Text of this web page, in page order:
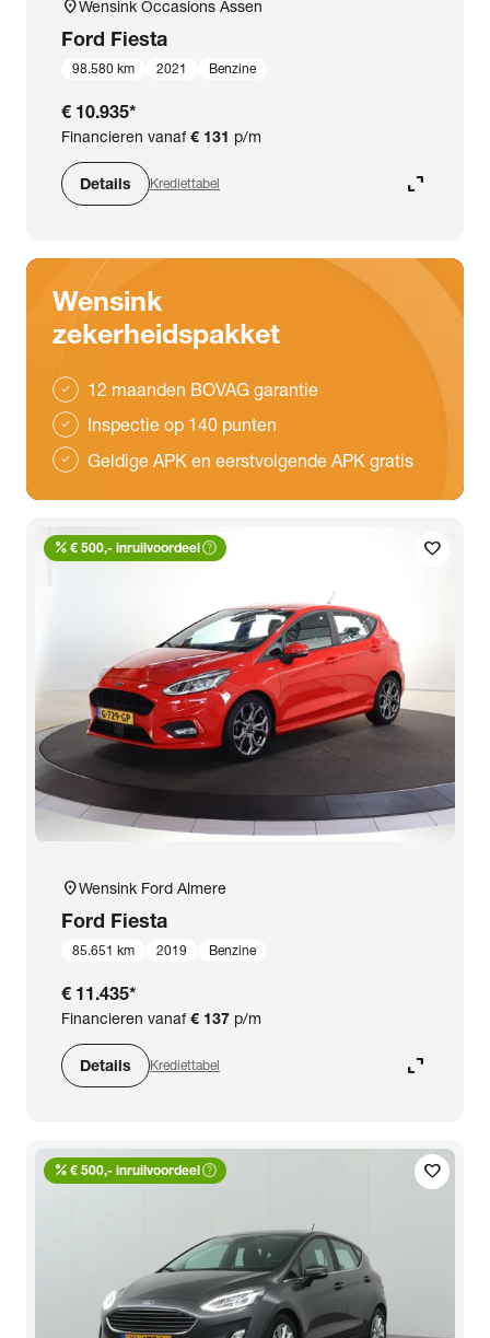
location_onWensink Occasions Assen
Ford Fiesta
98.580 km 2021 Benzine
€ 10.935*
Financieren vanaf€ 131 p/m
Details Krediettabel expand_content
Wensink
zekerheidspakket
check 12 maanden BOVAG garantie
check Inspectie op 140 punten
check Geldige APK en eerstvolgende APK gratis
favorite
percent € 500,- inruilvoordeelhelp_outline
location_onWensink Ford Almere
Ford Fiesta
85.651 km 2019 Benzine
€ 11.435*
Financieren vanaf€ 137 p/m
Details Krediettabel expand_content
favorite
percent € 500,- inruilvoordeelhelp_outline